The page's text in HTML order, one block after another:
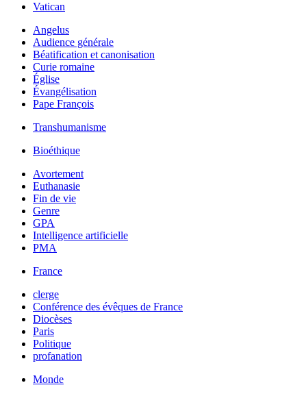
Vatican
Angelus
Audience générale
Béatification et canonisation
Curie romaine
Église
Évangélisation
Pape François
Transhumanisme
Bioéthique
Avortement
Euthanasie
Fin de vie
Genre
GPA
Intelligence artificielle
PMA
France
clerge
Conférence des évêques de France
Diocèses
Paris
Politique
profanation
Monde